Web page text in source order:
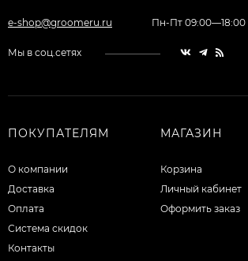
e-shop@groomeru.ru Пн-Пт 09:00—18:00
Мы в соц.сетях
ПОКУПАТЕЛЯМ
О компании
Доставка
Оплата
Система скидок
Контакты
МАГАЗИН
Корзина
Личный кабинет
Оформить заказ